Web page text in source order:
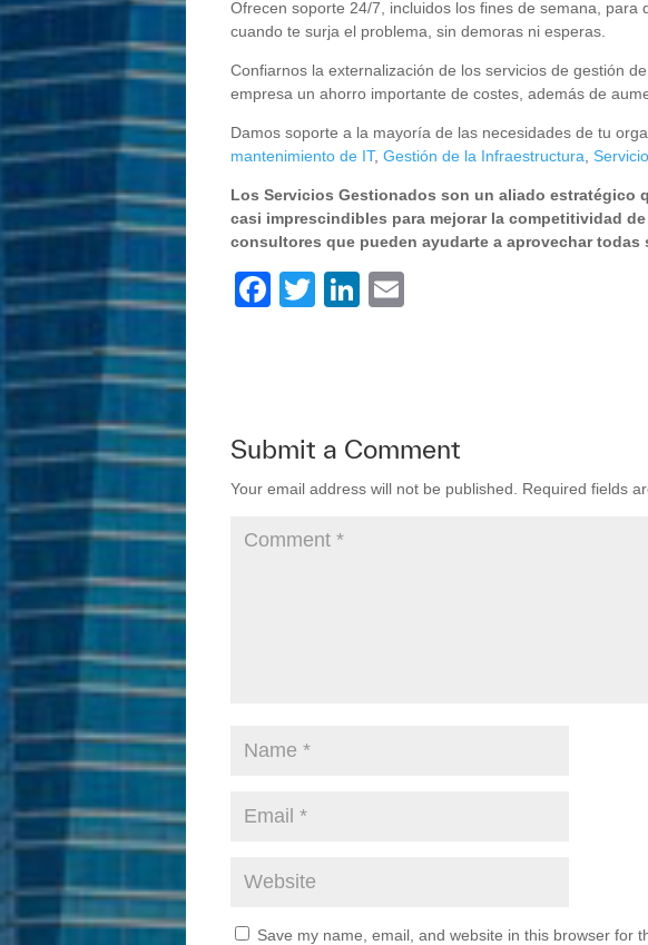
Ofrecen soporte 24/7, incluidos los fines de semana, para
cuando te surja el problema, sin demoras ni esperas.
Confiarnos la externalización de los servicios de gestión
empresa un ahorro importante de costes, además de
Damos soporte a la mayoría de las necesidades de tu
mantenimiento de IT, Gestión de la Infraestructura
Los Servicios Gestionados son un aliado estratégico
casi imprescindibles para mejorar la competitividad
consultores que pueden ayudarte a aprovechar todas
F
o
o
k
T
Li
dI
n
Submit a Comment
Your email address will not be published. Required fields
Save my name, email, and website in this browser for